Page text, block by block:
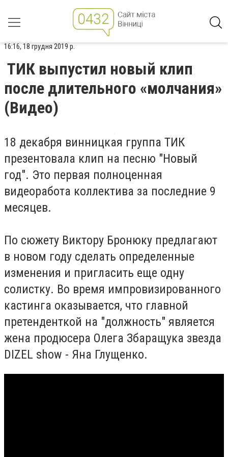
16:16, 18 грудня 2019 р.
ТИК выпустил новый клип
после длительного «молчания»
(Видео)
18 декабря винницкая группа ТИК
презентовала клип на песню "Новый
год". Это первая полноценная
видеоработа коллектива за последние 9
месяцев.
По сюжету Виктору Бронюку предлагают
в новом году сделать определенные
изменения и пригласить еще одну
солистку. Во время импровизированного
кастинга оказывается, что главной
претенденткой на "должность" является
жена продюсера Олега Збаращука звезда
DIZEL show - Яна Глущенко.